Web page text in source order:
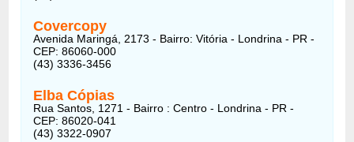
Covercopy
Avenida Maringá, 2173 - Bairro: Vitória - Londrina - PR -
CEP: 86060-000
(43) 3336-3456
Elba Cópias
Rua Santos, 1271 - Bairro : Centro - Londrina - PR -
CEP: 86020-041
(43) 3322-0907